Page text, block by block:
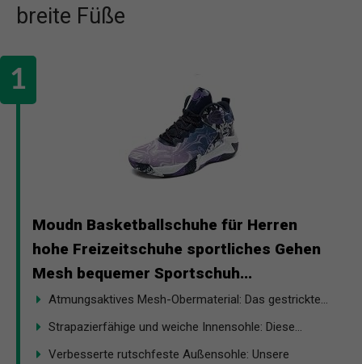
breite Füße
Moudn Basketballschuhe für Herren
hohe Freizeitschuhe sportliches Gehen
Mesh bequemer Sportschuh...
Atmungsaktives Mesh-Obermaterial: Das gestrickte...
Strapazierfähige und weiche Innensohle: Diese...
Verbesserte rutschfeste Außensohle: Unsere